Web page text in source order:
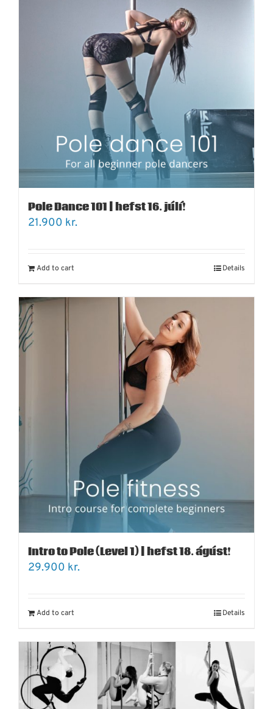
Pole Dance 101 | hefst 16. júlí!
21.900 kr.
Add to cart Details
Intro to Pole (Level 1) | hefst 18. ágúst!
29.900 kr.
Add to cart Details